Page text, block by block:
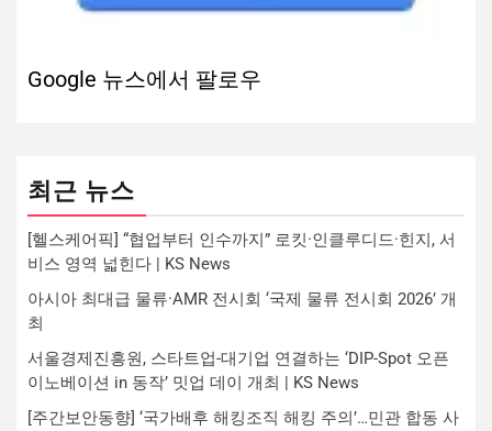
Google 뉴스에서 팔로우
최근 뉴스
[헬스케어픽] “협업부터 인수까지” 로킷·인클루디드·힌지, 서
비스 영역 넓힌다 | KS News
아시아 최대급 물류·AMR 전시회 ‘국제 물류 전시회 2026’ 개
최
서울경제진흥원, 스타트업-대기업 연결하는 ‘DIP-Spot 오픈
이노베이션 in 동작’ 밋업 데이 개최 | KS News
[주간보안동향] ‘국가배후 해킹조직 해킹 주의’…민관 합동 사